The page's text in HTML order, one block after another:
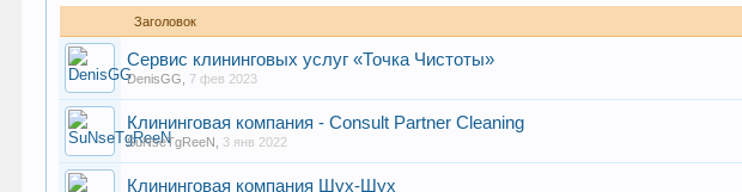
Заголовок
Сервис клининговых услуг «Точка Чистоты»
DenisGG 7 фев 2023
Клининговая компания - Consult Partner Cleaning
SuNseTgReeN 3 янв 2022
Клининговая компания Шух-Шух